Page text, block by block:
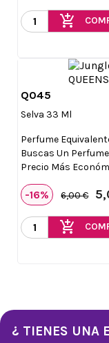
add_shopping_cart
Q045
Selva 33 Ml
Perfume
Buscas Un
Precio Más
-16% 6,00 €
add_shopping_cart
¿ TIENES UNA